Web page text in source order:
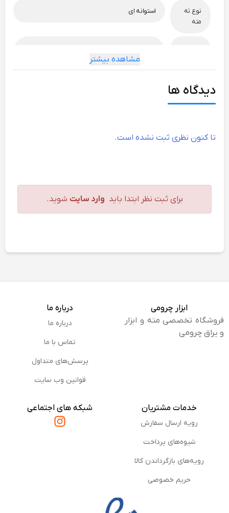
نوع ته
مته
استوانه ای
PGM، زاویه سر مته 130 درجه
عملکرد سوراخ کاری
سنگ
خیر
آجر حفره
دار
خوب
مرمر
گرانیت
خوب
آهن خیر
شیشه خیر
مشاهده بیشتر
دیدگاه ها
برای ثبت نظر ابتدا باید وارد سایت شوید.
تا کنون نظری ثبت نشده است.
ابزار چرومی
فروشگاه تخصصی مته و ابزار
و یراق چرومی
درباره ما
درباره ما
تماس با ما
پرسش‌های متداول
قوانین وب سایت
خدمات مشتریان
رویه ارسال سفارش
شیوه‌های پرداخت
رویه‌های بازگرداندن کالا
حریم خصوصی
شبکه های اجتماعی